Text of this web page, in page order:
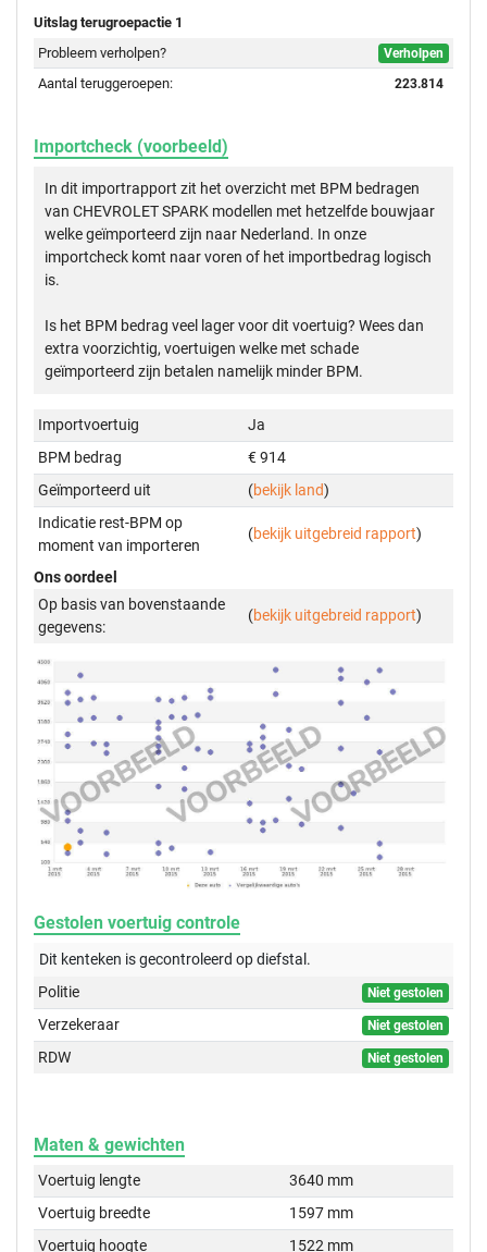
Uitslag terugroepactie 1
Probleem verholpen?
Verholpen
Aantal teruggeroepen: 223.814
Importcheck (voorbeeld)
In dit importrapport zit het overzicht met BPM bedragen
van CHEVROLET SPARK modellen met hetzelfde bouwjaar
welke geïmporteerd zijn naar Nederland. In onze
importcheck komt naar voren of het importbedrag logisch
is.
Is het BPM bedrag veel lager voor dit voertuig? Wees dan
extra voorzichtig, voertuigen welke met schade
geïmporteerd zijn betalen namelijk minder BPM.
Importvoertuig
Ja
BPM bedrag
€ 914
Geïmporteerd uit
(bekijk land)
Indicatie rest-BPM op
moment van importeren
(bekijk uitgebreid rapport)
Ons oordeel
Op basis van bovenstaande
gegevens:
(bekijk uitgebreid rapport)
Gestolen voertuig controle
Dit kenteken is gecontroleerd opdiefstal.
Politie
Niet gestolen
Verzekeraar Niet gestolen
RDW Niet gestolen
Maten & gewichten
Voertuig lengte
3640 mm
Voertuig breedte
1597 mm
Voertuig hoogte
1522 mm